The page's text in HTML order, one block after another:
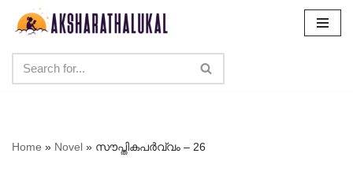
content
Home » Novel » സൗപ്തികപർവ്വം – 26